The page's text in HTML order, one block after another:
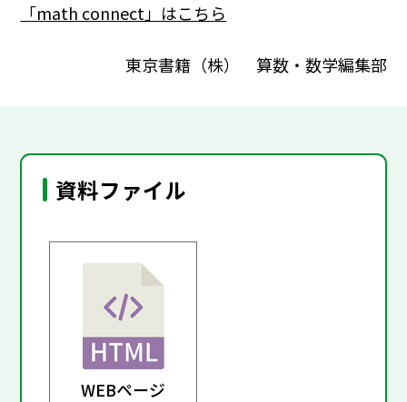
「math connect」はこちら
東京書籍（株） 算数・数学編集部
資料ファイル
WEBページ